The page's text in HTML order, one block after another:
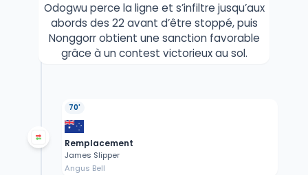
Odogwu perce la ligne et s’infiltre jusqu’aux
abords des 22 avant d’être stoppé, puis
Nonggorr obtient une sanction favorable
grâce à un contest victorieux au sol.
70'
Remplacement
James Slipper
Angus Bell